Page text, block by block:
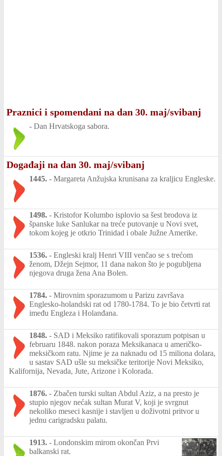
Praznici i spomendani na dan 30. maj/svibanj
- Dan Hrvatskoga sabora.
Događaji na dan 30. maj/svibanj
1445. - Margareta Anžujska krunisana za kraljicu Engleske.
1498. - Kristofor Kolumbo isplovio sa šest brodova iz
španske luke Sanlukar na treće putovanje u Novi svet,
tokom kojeg je otkrio Trinidad i obale Južne Amerike.
1536. - Engleski kralj Henri VIII venčao se s trećom
ženom, Džejn Sejmor, 11 dana nakon što je pogubljena
njegova druga žena Ana Bolen.
1784. - Mirovnim sporazumom u Parizu završava
Englesko-holandski rat od 1780-1784. To je bio četvrti rat
imeđu Engleza i Holanđana.
1848. - SAD i Meksiko ratifikovali sporazum potpisan u
februaru 1848. nakon poraza Meksikanaca u američko-
meksičkom ratu. Njime je za naknadu od 15 miliona dolara,
u sastav SAD ušle su meksičke teritorije Novi Meksiko,
Kalifornija, Nevada, Jute, Arizone i Kolorada.
1876. - Zbačen turski sultan Abdul Aziz, a na presto je
stupio njegov nećak sultan Murat V, koji je svrgnut
nekoliko meseci kasnije i stavljen u doživotni pritvor u
jednu carigradsku palatu.
1913. - Londonskim mirom okončan Prvi
balkanski rat.